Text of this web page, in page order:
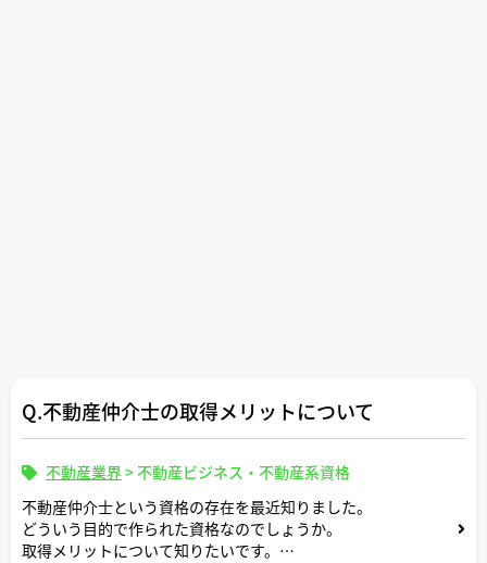
Q.不動産仲介士の取得メリットについて
不動産業界>不動産ビジネス・不動産系資格
不動産仲介士という資格の存在を最近知りました。
どういう目的で作られた資格なのでしょうか。
取得メリットについて知りたいです。